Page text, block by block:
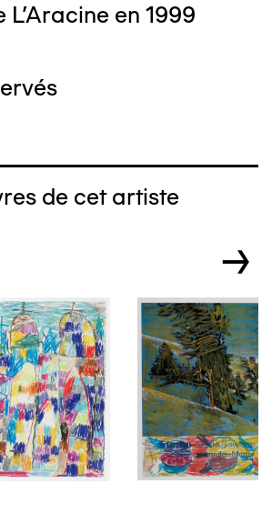
L'Aracine en 1999
de cet artiste
→